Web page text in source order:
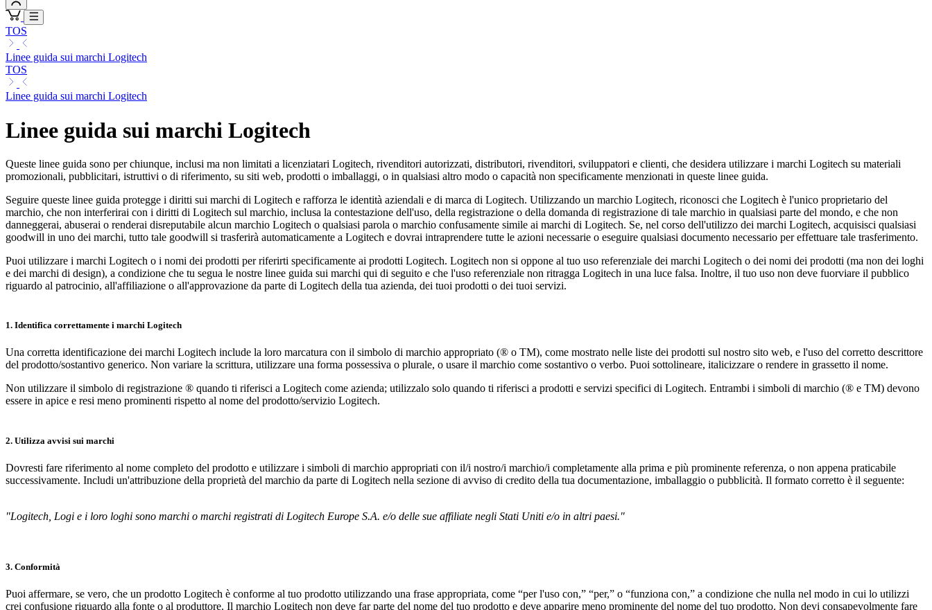
TOS
Linee guida sui marchi Logitech
TOS
Linee guida sui marchi Logitech
Linee guida sui marchi Logitech
Queste linee guida sono per chiunque, inclusi ma non limitati a licenziatari Logitech, rivenditori autorizzati, distributori, rivenditori, sviluppatori e clienti, che desidera utilizzare i marchi Logitech su materiali
promozionali, pubblicitari, istruttivi o di riferimento, su siti web, prodotti o imballaggi, o in qualsiasi altro modo o capacità non specificamente menzionati in queste linee guida.
Seguire queste linee guida protegge i diritti sui marchi di Logitech e rafforza le identità aziendali e di marca di Logitech. Utilizzando un marchio Logitech, riconosci che Logitech è l'unico proprietario del
marchio, che non interferirai con i diritti di Logitech sul marchio, inclusa la contestazione dell'uso, della registrazione o della domanda di registrazione di tale marchio in qualsiasi parte del mondo, e che non
danneggerai, abuserai o renderai disreputabile alcun marchio Logitech o qualsiasi parola o marchio confusamente simile ai marchi di Logitech. Se, nel corso dell'utilizzo dei marchi Logitech, acquisisci qualsiasi
goodwill in uno dei marchi, tutto tale goodwill si trasferirà automaticamente a Logitech e dovrai intraprendere tutte le azioni necessarie o eseguire qualsiasi documento necessario per effettuare tale trasferimento.
Puoi utilizzare i marchi Logitech o i nomi dei prodotti per riferirti specificamente ai prodotti Logitech. Logitech non si oppone al tuo uso referenziale dei marchi Logitech o dei nomi dei prodotti (ma non dei loghi
e dei marchi di design), a condizione che tu segua le nostre linee guida sui marchi qui di seguito e che l'uso referenziale non ritragga Logitech in una luce falsa. Inoltre, il tuo uso non deve fuorviare il pubblico
riguardo al patrocinio, all'affiliazione o all'approvazione da parte di Logitech della tua azienda, dei tuoi prodotti o dei tuoi servizi.
1. Identifica correttamente i marchi Logitech
Una corretta identificazione dei marchi Logitech include la loro marcatura con il simbolo di marchio appropriato (® o TM), come mostrato nelle liste dei prodotti sul nostro sito web, e l'uso del corretto descrittore
del prodotto/sostantivo generico. Non variare la scrittura, utilizzare una forma possessiva o plurale, o usare il marchio come sostantivo o verbo. Puoi sottolineare, italicizzare o rendere in grassetto il nome.
Non utilizzare il simbolo di registrazione ® quando ti riferisci a Logitech come azienda; utilizzalo solo quando ti riferisci a prodotti e servizi specifici di Logitech. Entrambi i simboli di marchio (® e TM) devono
essere in apice e resi meno prominenti rispetto al nome del prodotto/servizio Logitech.
2. Utilizza avvisi sui marchi
Dovresti fare riferimento al nome completo del prodotto e utilizzare i simboli di marchio appropriati con il/i nostro/i marchio/i completamente alla prima e più prominente referenza, o non appena praticabile
successivamente. Includi un'attribuzione della proprietà del marchio da parte di Logitech nella sezione di avviso di credito della tua documentazione, imballaggio o pubblicità. Il formato corretto è il seguente:
"Logitech, Logi e i loro loghi sono marchi o marchi registrati di Logitech Europe S.A. e/o delle sue affiliate negli Stati Uniti e/o in altri paesi."
3. Conformità
Puoi affermare, se vero, che un prodotto Logitech è conforme al tuo prodotto utilizzando una frase appropriata, come “per l'uso con,” “per,” o “funziona con,” a condizione che nulla nel modo in cui lo utilizzi
crei confusione riguardo alla fonte o al produttore. Il marchio Logitech non deve far parte del nome del tuo prodotto e deve apparire meno prominente del nome del tuo prodotto. Non devi consapevolmente fare